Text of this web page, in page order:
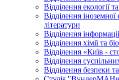
Відділення екології
Відділення іноземної
літератури
Відділення
Відділення хімії та
Відділення «Київ -
Відділення
Відділення безпеки